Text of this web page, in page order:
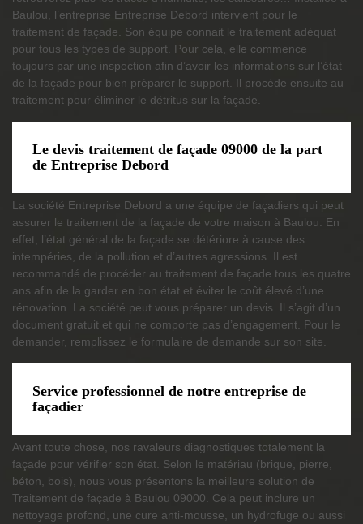
Baulou, l’entreprise Entreprise Debord intervient pour le
traitement de façade. Son équipe connait le traitement adéquat
pour tous les types de support. Pour cela, elle commence
toujours par une inspection afin d’avoir les informations sur l’état
de la façade pour bien préparer le support. Il procède ensuite au
traitement pour éliminer le détritus sur la façade.
Le devis traitement de façade 09000 de la part
de Entreprise Debord
La société Entreprise Debord a une équipe de façadiers qui peut
assurer le traitement de la façade de votre maison à Baulou. En
effet, l’état général de la façade se détériore à cause des
intempéries, de la pollution et d’autres agressions. Il est
recommandé de procéder au traitement de façade tous les quatre
ans afin de la garder en bon état et éviter le coût élevé d’une
rénovation. La société peut vous préparer un devis. Il s’agit d’un
document gratuit et qui ne comporte pas d’engagement. Pour le
demander, remplissez le formulaire de demande sur son site.
Service professionnel de notre entreprise de
façadier
Avant toute chose, nos ravaleurs diagnostiques totalement la
façade pour vérifier son état. Selon le matériau (brique, pierre,
béton, bois), nous vous présentons la meilleure solution de
Traitement de façade à Baulou 09000. Cela peut inclure un
nettoyage profond, une cure anti-mousse, un hydrofuge ou aussi